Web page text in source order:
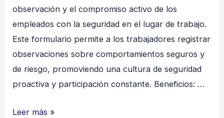
observación y el compromiso activo de los
empleados con la seguridad en el lugar de trabajo.
Este formulario permite a los trabajadores registrar
observaciones sobre comportamientos seguros y
de riesgo, promoviendo una cultura de seguridad
proactiva y participación constante. Beneficios: …
Tarjeta
Leer más »